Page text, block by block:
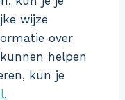
wijze
over
helpen
kun je
.